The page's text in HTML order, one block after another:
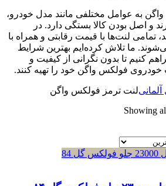
به عوامل مختلفی مانند مدل خودرو،
و اصل بودن کالا بستگی دارد. در
تمامی لنت‌ها با قیمت رقابتی و همراه با
ما تلاش کرده‌ایم بهترین شرایط
کنیم تا بدون نگرانی از کیفیت و
فولکس واگن خود را تهیه کنند.
لنت ترمز فولکس واگن
Showing